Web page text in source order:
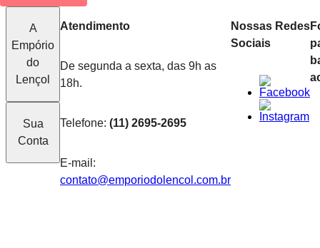
A
Empório
do
Lençol
Sua
Conta
Atendimento
De segunda a sexta, das 9h as
18h.
Telefone: (11) 2695-2695
E-mail:
contato@emporiodolencol.com.br
Nossas Redes
Sociais